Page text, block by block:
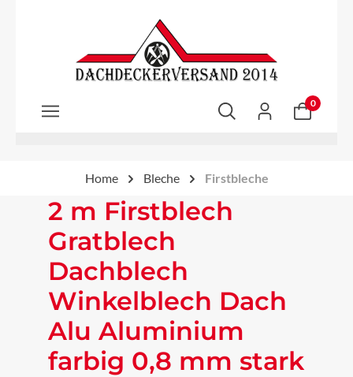
Zum Hauptinhalt springen
0
Home Bleche Firstbleche
2 m Firstblech
Gratblech
Dachblech
Winkelblech Dach
Alu Aluminium
farbig 0,8 mm stark